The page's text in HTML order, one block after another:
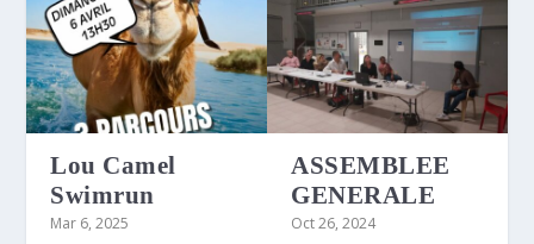
Lou Camel
Swimrun
Mar 6, 2025
ASSEMBLEE
GENERALE
Oct 26, 2024